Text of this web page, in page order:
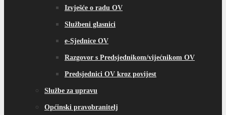
Izvješće o radu OV
Službeni glasnici
e-Sjednice OV
Razgovor s Predsjednikom/vijećnikom OV
Predsjednici OV kroz povijest
Službe za upravu
Općinski pravobranitelj